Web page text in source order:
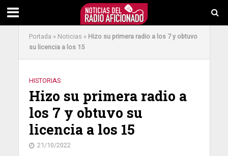
Portada » Noticias » Hizo su primera radio a los 7 y obtuvo
su licencia a los 15
HISTORIAS
Hizo su primera radio a
los 7 y obtuvo su
licencia a los 15
21/10/2022